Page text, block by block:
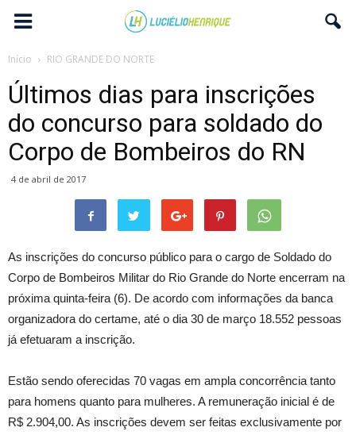
Início RIO GRANDE DO NORTE
Últimos dias para inscrições
do concurso para soldado do
Corpo de Bombeiros do RN
4 de abril de 2017
As inscrições do concurso público para o cargo de Soldado do
Corpo de Bombeiros Militar do Rio Grande do Norte encerram na
próxima quinta-feira (6). De acordo com informações da banca
organizadora do certame, até o dia 30 de março 18.552 pessoas
já efetuaram a inscrição.
Estão sendo oferecidas 70 vagas em ampla concorrência tanto
para homens quanto para mulheres. A remuneração inicial é de
R$ 2.904,00. As inscrições devem ser feitas exclusivamente por